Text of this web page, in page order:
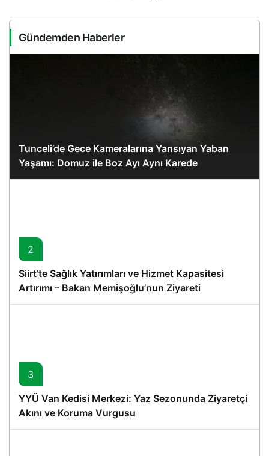
Gündemden Haberler
Tunceli’de Gece Kameralarına Yansıyan Yaban
Yaşamı: Domuz ile Boz Ayı Aynı Karede
2
Siirt’te Sağlık Yatırımları ve Hizmet Kapasitesi
Artırımı – Bakan Memişoğlu’nun Ziyareti
3
YYÜ Van Kedisi Merkezi: Yaz Sezonunda Ziyaretçi
Akını ve Koruma Vurgusu